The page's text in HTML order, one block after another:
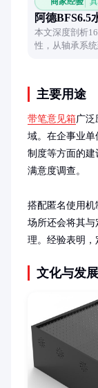
阿德BFS6.5
本文深度剖析
性，从轴承系
主要用途
带笔意见箱广泛
域。在企事业
制度等方面的
满意度调查。
搭配匿名使用
场所还会将其
理。经验表明，
文化与发展